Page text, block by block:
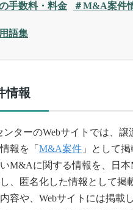
手数料・料金 ＃M&A案件
語集
情報
ンターのWebサイトでは、譲
報を「 M&A案件 」として
M&Aに関する情報を、日
、匿名化した情報として掲
容や、Webサイトには掲載